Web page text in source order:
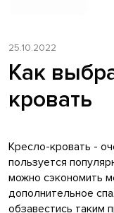
25.10.2022
Как
кровать
Кресло-кровать -
пользуется
можно сэкономить
дополнительное
обзавестись таким